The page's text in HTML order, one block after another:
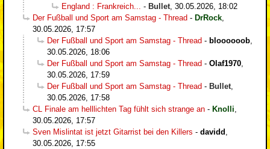
England : Frankreich...
- Bullet 30.05.2026, 18:02
Der Fußball und Sport am Samstag - Thread - DrRock
30.05.2026, 17:57
Der Fußball und Sport am Samstag - Thread - bloooooob
30.05.2026, 18:06
Der Fußball und Sport am Samstag - Thread - Olaf1970
30.05.2026, 17:59
Der Fußball und Sport am Samstag - Thread - Bullet
30.05.2026, 17:58
CL Finale am helllichten Tag fühlt sich strange an - Knolli
30.05.2026, 17:57
Sven Mislintat ist jetzt Gitarrist bei den Killers - davidd
30.05.2026, 17:55